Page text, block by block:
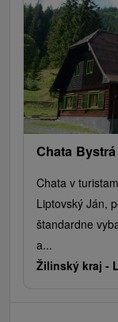
Chata
Chata v
Liptovský Ján,
štandardne
a...
Žilinský kraj -